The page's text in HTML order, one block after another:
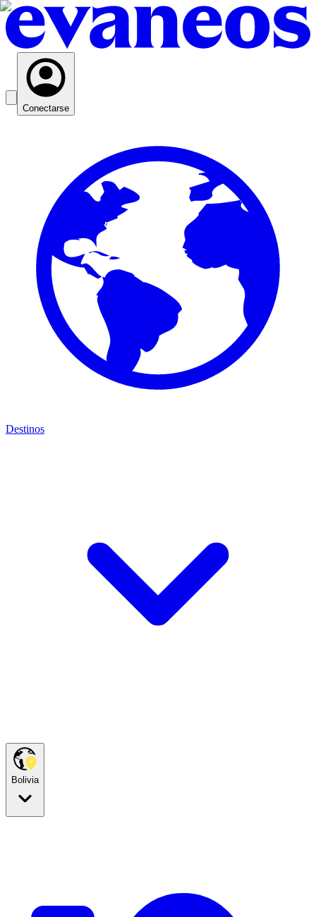
Conectarse
Destinos
Bolivia